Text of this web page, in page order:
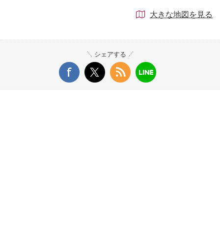
大きな地図を見る
シェアする